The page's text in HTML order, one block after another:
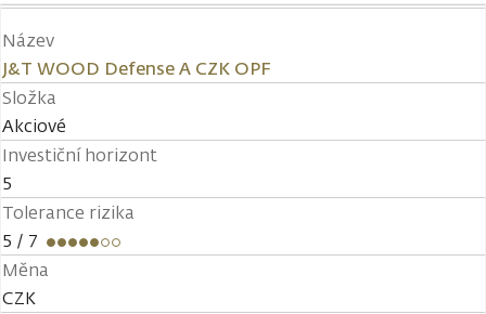
Název
J&T WOOD Defense A CZK OPF
Složka
Akciové
Investiční horizont
5
Tolerance rizika
5 / 7
Měna
CZK